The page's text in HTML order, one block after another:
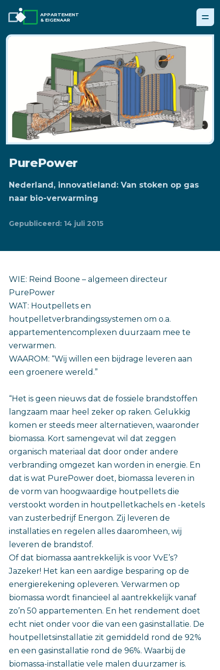
APPARTEMENT
& EIGENAAR
PurePower
Nederland, innovatieland: Van stoken op gas
naar bio-verwarming
Gepubliceerd: 14 juli 2015
WIE: Reind Boone – algemeen directeur
PurePower
WAT: Houtpellets en
houtpelletverbrandingssystemen om o.a.
appartementencomplexen duurzaam mee te
verwarmen.
WAAROM: “Wij willen een bijdrage leveren aan
een groenere wereld.”
“Het is geen nieuws dat de fossiele brandstoffen
langzaam maar heel zeker op raken. Gelukkig
komen er steeds meer alternatieven, waaronder
biomassa. Kort samengevat wil dat zeggen
organisch materiaal dat door onder andere
verbranding omgezet kan worden in energie. En
dat is wat PurePower doet, biomassa leveren in
de vorm van hoogwaardige houtpellets die
verstookt worden in houtpelletkachels en -ketels
van zusterbedrijf Energon. Zij leveren de
installaties en regelen alles daaromheen, wij
leveren de brandstof.
Of dat biomassa aantrekkelijk is voor VvE’s?
Jazeker! Het kan een aardige besparing op de
energierekening opleveren. Verwarmen op
biomassa wordt financieel al aantrekkelijk vanaf
zo’n 50 appartementen. En het rendement doet
echt niet onder voor die van een gasinstallatie. De
houtpelletsinstallatie zit gemiddeld rond de 92%
en een gasinstallatie rond de 96%. Waarbij de
biomassa-installatie vele malen duurzamer is.